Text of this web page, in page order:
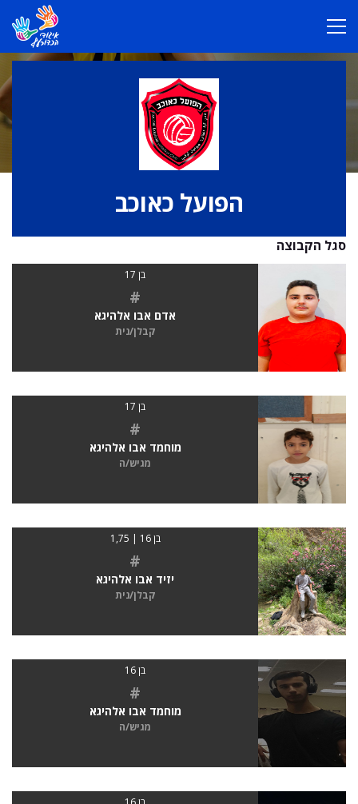
הפועל כאוכב
סגל הקבוצה
בן 17
#
אדם אבו אלהיגא
קבלן/נית
בן 17
#
מוחמד אבו אלהיגא
מגיש/ה
בן 16 | 1,75
#
יזיד אבו אלהיגא
קבלן/נית
בן 16
#
מוחמד אבו אלהיגא
מגיש/ה